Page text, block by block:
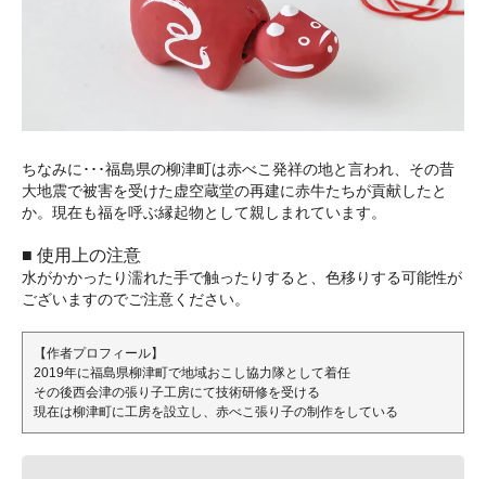
ちなみに･･･福島県の柳津町は赤べこ発祥の地と言われ、その昔
大地震で被害を受けた虚空蔵堂の再建に赤牛たちが貢献したと
か。現在も福を呼ぶ縁起物として親しまれています。
■ 使用上の注意
水がかかったり濡れた手で触ったりすると、色移りする可能性が
ございますのでご注意ください。
【作者プロフィール】
2019年に福島県柳津町で地域おこし協力隊として着任
その後西会津の張り子工房にて技術研修を受ける
現在は柳津町に工房を設立し、赤べこ張り子の制作をしている